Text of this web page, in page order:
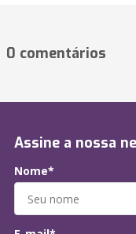
0 comentários
Assine a nossa
Nome*